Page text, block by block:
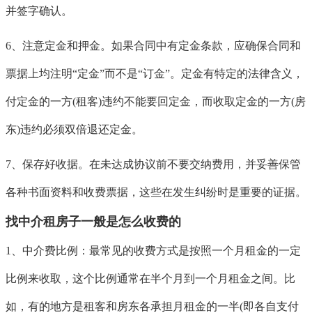
并签字确认。
6、注意定金和押金。如果合同中有定金条款，应确保合同和
票据上均注明“定金”而不是“订金”。定金有特定的法律含义，
付定金的一方(租客)违约不能要回定金，而收取定金的一方(房
东)违约必须双倍退还定金。
7、保存好收据。在未达成协议前不要交纳费用，并妥善保管
各种书面资料和收费票据，这些在发生纠纷时是重要的证据。
找中介租房子一般是怎么收费的
1、中介费比例：最常见的收费方式是按照一个月租金的一定
比例来收取，这个比例通常在半个月到一个月租金之间。比
如，有的地方是租客和房东各承担月租金的一半(即各自支付